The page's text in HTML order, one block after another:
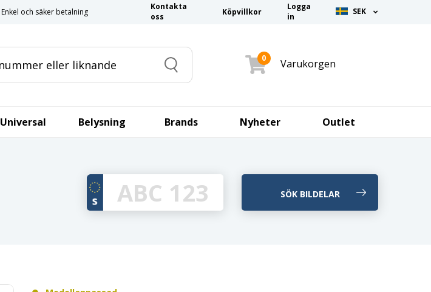
Enkel och säker betalning
Kontakta
oss
Köpvillkor
Logga
in
SEK
Search
0 Varukorgen
Universal Belysning Brands Nyheter Outlet